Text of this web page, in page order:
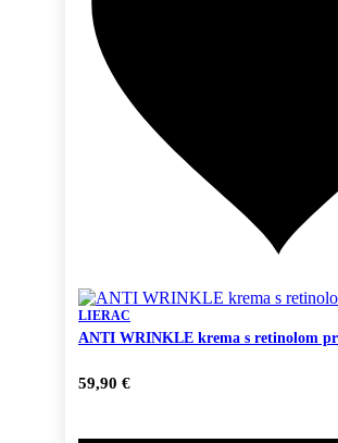
LIERAC
ANTI WRINKLE krema s retinolom
59,90 €